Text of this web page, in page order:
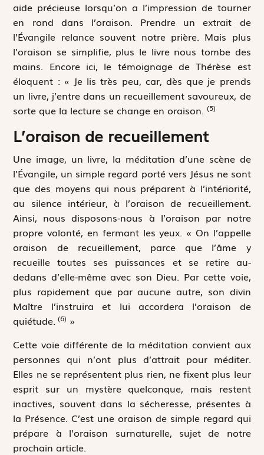
aide précieuse lorsqu’on a l’impression de tourner
en rond dans l’oraison. Prendre un extrait de
l’Évangile relance souvent notre prière. Mais plus
l’oraison se simplifie, plus le livre nous tombe des
mains. Encore ici, le témoignage de Thérèse est
éloquent : « Je lis très peu, car, dès que je prends
un livre, j’entre dans un recueillement savoureux, de
sorte que la lecture se change en oraison.(5)
L’oraison de recueillement
Une image, un livre, la méditation d’une scène de
l’Évangile, un simple regard porté vers Jésus ne sont
que des moyens qui nous préparent à l’intériorité,
au silence intérieur, à l’oraison de recueillement.
Ainsi, nous disposons-nous à l’oraison par notre
propre volonté, en fermant les yeux. « On l’appelle
oraison de recueillement, parce que l’âme y
recueille toutes ses puissances et se retire au-
dedans d’elle-même avec son Dieu. Par cette voie,
plus rapidement que par aucune autre, son divin
Maître l’instruira et lui accordera l’oraison de
quiétude. (6) »
Cette voie différente de la méditation convient aux
personnes qui n’ont plus d’attrait pour méditer.
Elles ne se représentent plus rien, ne fixent plus leur
esprit sur un mystère quelconque, mais restent
inactives, souvent dans la sécheresse, présentes à
la Présence. C’est une oraison de simple regard qui
prépare à l’oraison surnaturelle, sujet de notre
prochain article.